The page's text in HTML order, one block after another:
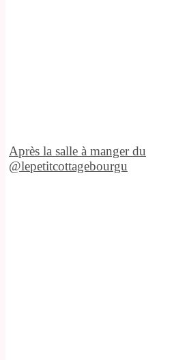
Après la salle à manger du
@lepetitcottagebourgu